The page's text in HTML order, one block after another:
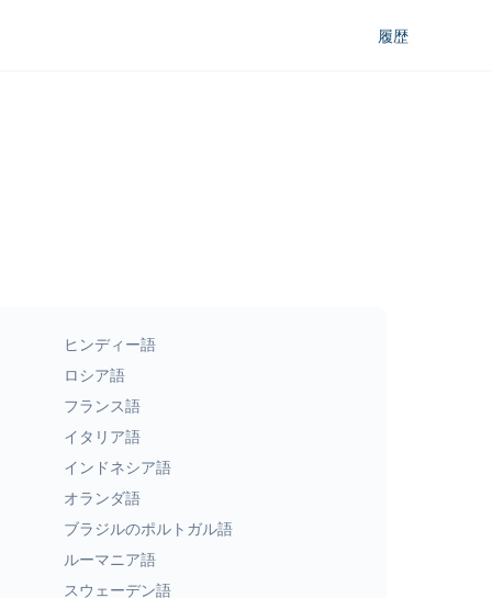
履歴
ヒンディー語
ロシア語
フランス語
イタリア語
インドネシア語
オランダ語
ブラジルのポルトガル語
ルーマニア語
スウェーデン語